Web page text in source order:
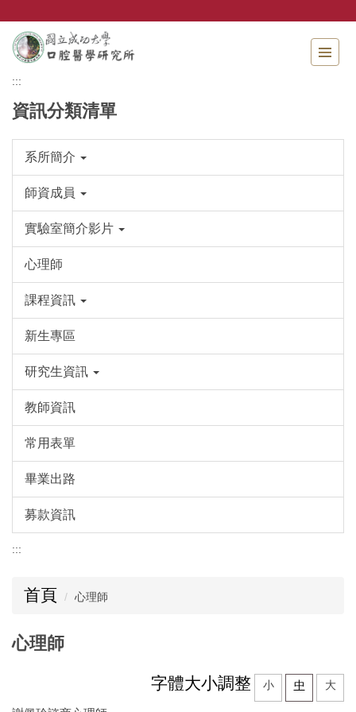
主
要
內
區
:::
資訊分類清單
系所簡介
師資成員
實驗室簡介影片
心理師
課程資訊
新生專區
研究生資訊
教師資訊
常用表單
畢業出路
募款資訊
:::
首頁 心理師
心理師
字體大小調整 小 中 大